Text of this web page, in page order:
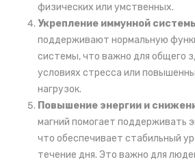
физических или умственных.
Укрепление иммунной
поддерживают нормальную
системы, что важно для общего
условиях стресса или
нагрузок.
Повышение энергии и
магний помогает поддерживать
что обеспечивает стабильный
течение дня. Это важно для